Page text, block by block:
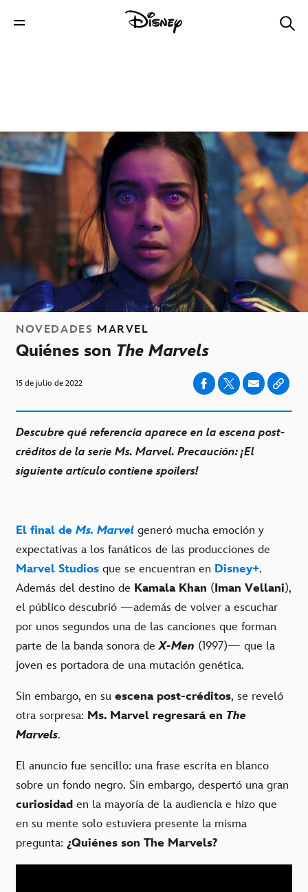
NOVEDADES MARVEL
Quiénes son The Marvels
15 de julio de 2022
Descubre qué referencia aparece en la escena post-
créditos de la serie Ms. Marvel. Precaución: ¡El
siguiente artículo contiene spoilers!
El final de Ms. Marvel generó mucha emoción y
expectativas a los fanáticos de las producciones de
Marvel Studios que se encuentran en Disney+.
Además del destino de Kamala Khan (Iman Vellani),
el público descubrió —además de volver a escuchar
por unos segundos una de las canciones que forman
parte de la banda sonora deX-Men (1997)— que la
joven es portadora de una mutación genética.
Sin embargo, en su escena post-créditos, se reveló
otra sorpresa: Ms. Marvel regresará en The
Marvels.
El anuncio fue sencillo: una frase escrita en blanco
sobre un fondo negro. Sin embargo, despertó una gran
curiosidad en la mayoría de la audiencia e hizo que
en su mente solo estuviera presente la misma
pregunta: ¿Quiénes son The Marvels?